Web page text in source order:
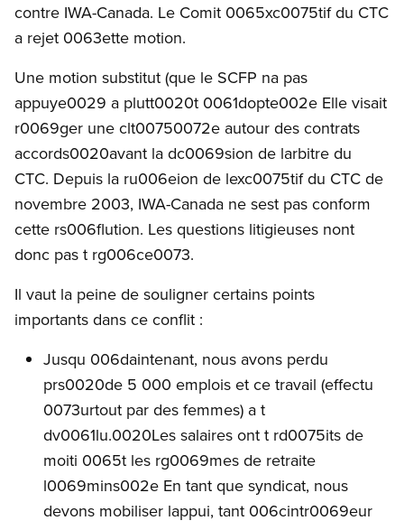
contre IWA-Canada. Le Comit 0065xc0075tif du CTC
a rejet 0063ette motion.
Une motion substitut (que le SCFP na pas
appuye0029 a plutt0020t 0061dopte002e Elle visait
r0069ger une clt00750072e autour des contrats
accords0020avant la dc0069sion de larbitre du
CTC. Depuis la ru006eion de lexc0075tif du CTC de
novembre 2003, IWA-Canada ne sest pas conform
cette rs006flution. Les questions litigieuses nont
donc pas t rg006ce0073.
Il vaut la peine de souligner certains points
importants dans ce conflit :
Jusqu 006daintenant, nous avons perdu
prs0020de 5 000 emplois et ce travail (effectu
0073urtout par des femmes) a t
dv0061lu.0020Les salaires ont t rd0075its de
moiti 0065t les rg0069mes de retraite
l0069mins002e En tant que syndicat, nous
devons mobiliser lappui, tant 006cintr0069eur